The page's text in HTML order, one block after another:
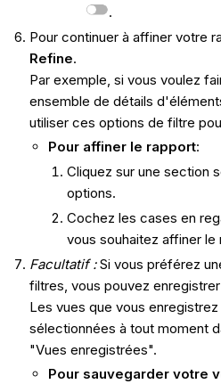
.
Pour continuer à affiner votre
Refine.
Par exemple, si vous voulez
ensemble de détails
utiliser ces options de filtre
Pour affiner le rapport:
Cliquez sur une section
options.
Cochez les cases en
vous souhaitez affiner le
Facultatif :Si vous préférez
filtres, vous pouvez
Les vues que vous
sélectionnées à tout moment
"Vues enregistrées".
Pour sauvegarder votre